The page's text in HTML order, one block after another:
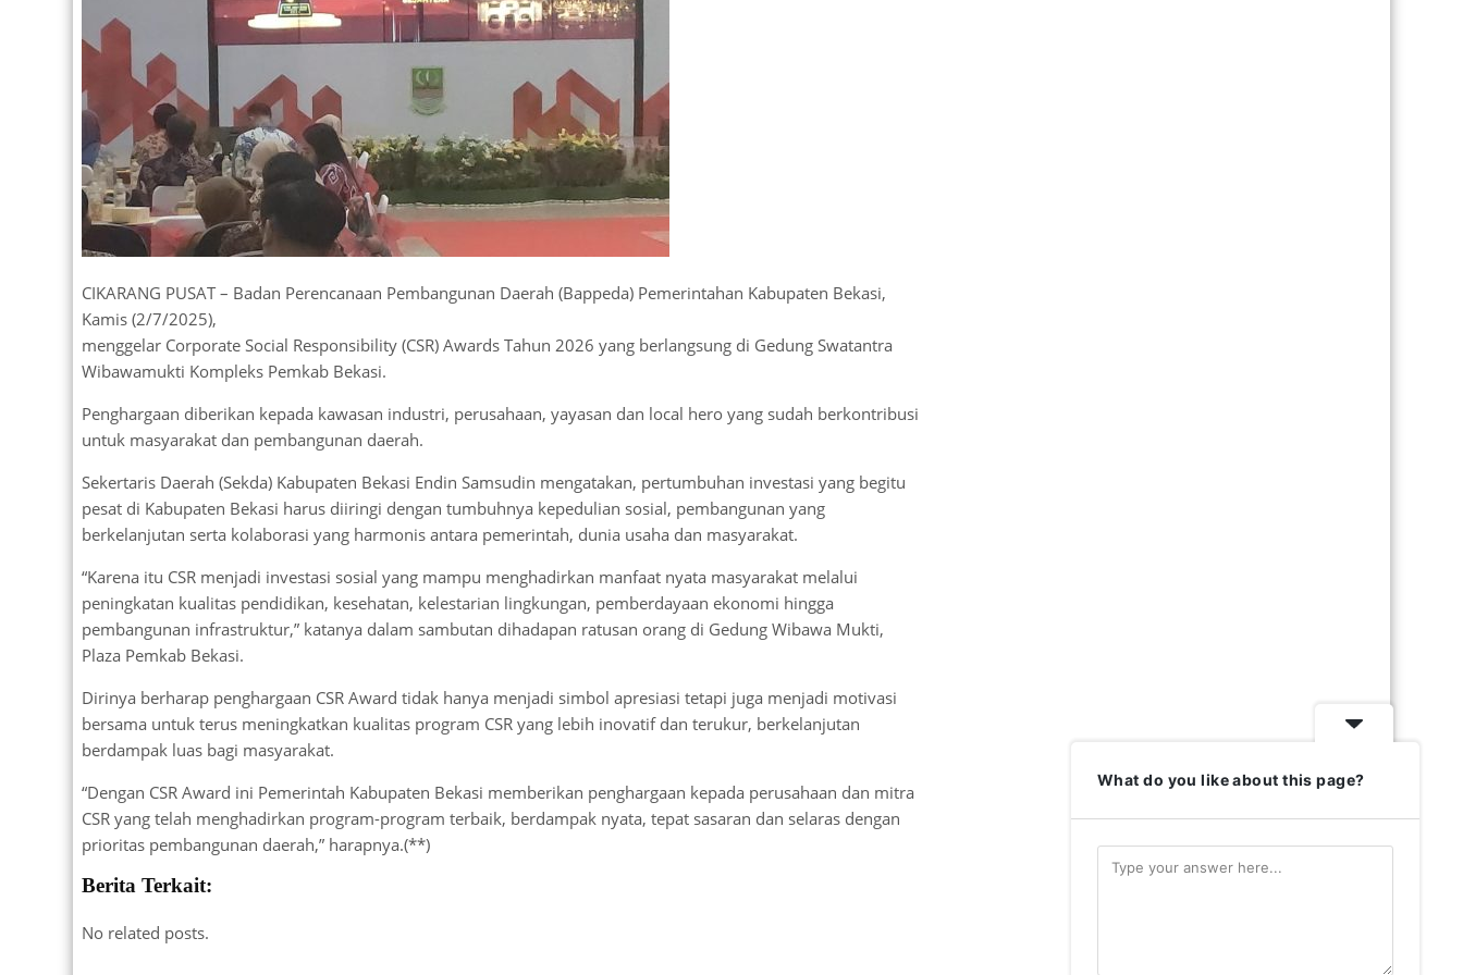
CIKARANG PUSAT – Badan Perencanaan Pembangunan Daerah (Bappeda) Pemerintahan Kabupaten Bekasi,
Kamis (2/7/2025),
menggelar Corporate Social Responsibility (CSR) Awards Tahun 2026 yang berlangsung di Gedung Swatantra
Wibawamukti Kompleks Pemkab Bekasi.
Penghargaan diberikan kepada kawasan industri, perusahaan, yayasan dan local hero yang sudah berkontribusi
untuk masyarakat dan pembangunan daerah.
Sekertaris Daerah (Sekda) Kabupaten Bekasi Endin Samsudin mengatakan, pertumbuhan investasi yang begitu
pesat di Kabupaten Bekasi harus diiringi dengan tumbuhnya kepedulian sosial, pembangunan yang
berkelanjutan serta kolaborasi yang harmonis antara pemerintah, dunia usaha dan masyarakat.
“Karena itu CSR menjadi investasi sosial yang mampu menghadirkan manfaat nyata masyarakat melalui
peningkatan kualitas pendidikan, kesehatan, kelestarian lingkungan, pemberdayaan ekonomi hingga
pembangunan infrastruktur,” katanya dalam sambutan dihadapan ratusan orang di Gedung Wibawa Mukti,
Plaza Pemkab Bekasi.
Dirinya berharap penghargaan CSR Award tidak hanya menjadi simbol apresiasi tetapi juga menjadi motivasi
bersama untuk terus meningkatkan kualitas program CSR yang lebih inovatif dan terukur, berkelanjutan
berdampak luas bagi masyarakat.
“Dengan CSR Award ini Pemerintah Kabupaten Bekasi memberikan penghargaan kepada perusahaan dan mitra
CSR yang telah menghadirkan program-program terbaik, berdampak nyata, tepat sasaran dan selaras dengan
prioritas pembangunan daerah,” harapnya.(**)
Berita Terkait:
No related posts.
What do you like about this page?